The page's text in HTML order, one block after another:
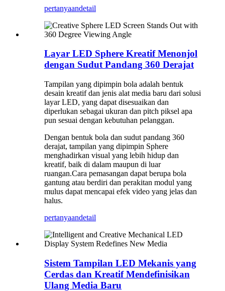
pertanyaandetail
Layar LED Sphere Kreatif Menonjol
dengan Sudut Pandang 360 Derajat
Tampilan yang dipimpin bola adalah bentuk
desain kreatif dan jenis alat media baru dari solusi
layar LED, yang dapat disesuaikan dan
diperlukan sebagai ukuran dan pitch piksel apa
pun sesuai dengan kebutuhan pelanggan.
Dengan bentuk bola dan sudut pandang 360
derajat, tampilan yang dipimpin Sphere
menghadirkan visual yang lebih hidup dan
kreatif, baik di dalam maupun di luar
ruangan.Cara pemasangan dapat berupa bola
gantung atau berdiri dan perakitan modul yang
mulus dapat mencapai efek video yang jelas dan
halus.
pertanyaandetail
Sistem Tampilan LED Mekanis yang
Cerdas dan Kreatif Mendefinisikan
Ulang Media Baru